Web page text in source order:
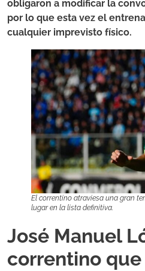
obligaron a modificar la
por lo que esta vez el
cualquier imprevisto físico.
El correntino atraviesa una gran
lugar en la lista definitiva.
José Manuel
correntino